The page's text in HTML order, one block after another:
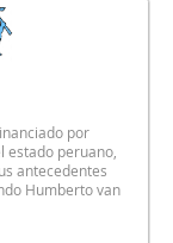
por
estado peruano,
antecedentes
Humberto van